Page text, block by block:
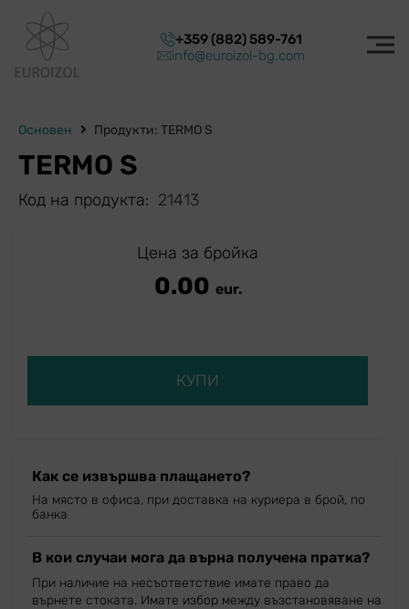
+359 (882) 589-761
info@euroizol-bg.com
Основен Продукти: TERMO S
TERMO S
Код на продукта: 21413
Цена за бройка
0.00 eur.
КУПИ
Как се извършва плащането?
На място в офиса, при доставка на куриера в брой, по
банка
В кои случаи мога да върна получена пратка?
При наличие на несъответствие имате право да
върнете стоката. Имате избор между възстановяване на